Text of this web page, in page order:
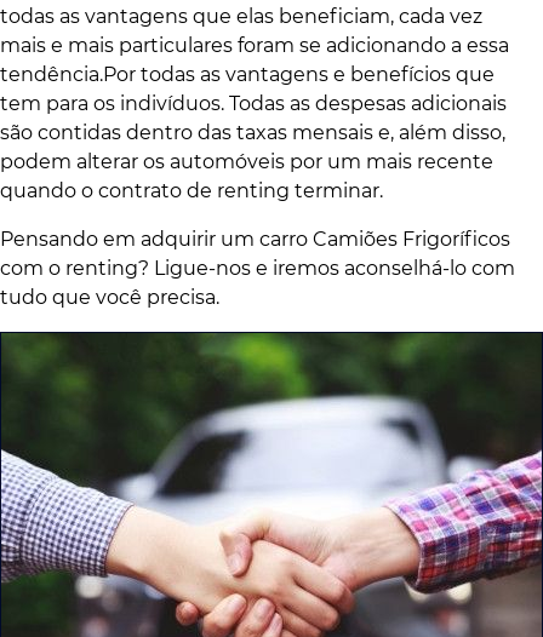
todas as vantagens que elas beneficiam, cada vez
mais e mais particulares foram se adicionando a essa
tendência.Por todas as vantagens e benefícios que
tem para os indivíduos. Todas as despesas adicionais
são contidas dentro das taxas mensais e, além disso,
podem alterar os automóveis por um mais recente
quando o contrato de renting terminar.
Pensando em adquirir um carro Camiões Frigoríficos
com o renting? Ligue-nos e iremos aconselhá-lo com
tudo que você precisa.